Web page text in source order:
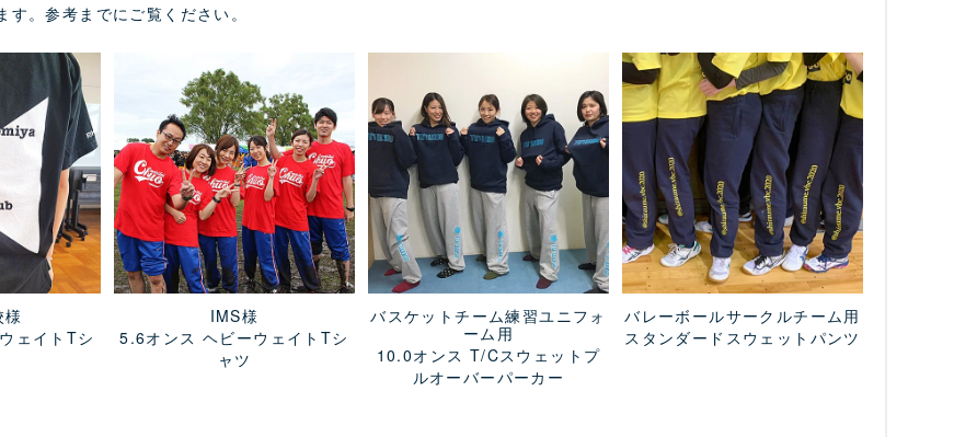
す。参考までにご覧ください。
ェイトTシ
IMS様
5.6オンス ヘビーウェイトTシ
ャツ
バスケットチーム練習ユニフォ
ーム用
10.0オンス T/Cスウェットプ
ルオーバーパーカー
バレーボールサークルチーム用
スタンダードスウェットパンツ